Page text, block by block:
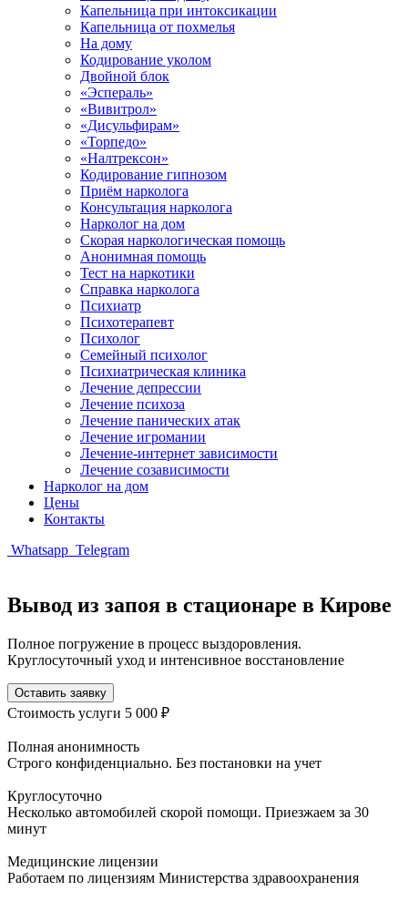
Капельница при интоксикации
Капельница от похмелья
На дому
Кодирование уколом
Двойной блок
«Эспераль»
«Вивитрол»
«Дисульфирам»
«Торпедо»
«Налтрексон»
Кодирование гипнозом
Приём нарколога
Консультация нарколога
Нарколог на дом
Скорая наркологическая помощь
Анонимная помощь
Тест на наркотики
Справка нарколога
Психиатр
Психотерапевт
Психолог
Семейный психолог
Психиатрическая клиника
Лечение депрессии
Лечение психоза
Лечение панических атак
Лечение игромании
Лечение-интернет зависимости
Лечение созависимости
Нарколог на дом
Цены
Контакты
Whatsapp Telegram
Вывод из запоя в стационаре в Кирове
Полное погружение в процесс выздоровления.
Круглосуточный уход и интенсивное восстановление
Оставить заявку
Стоимость услуги 5 000 ₽
Полная анонимность
Строго конфиденциально. Без постановки на учет
Круглосуточно
Несколько автомобилей скорой помощи. Приезжаем за 30
минут
Медицинские лицензии
Работаем по лицензиям Министерства здравоохранения